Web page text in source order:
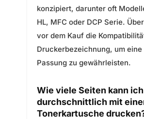
konzipiert, darunter oft
HL, MFC oder DCP Serie.
vor dem Kauf die
Druckerbezeichnung, um eine
Passung zu gewährleisten.
Wie viele Seiten kann ich
durchschnittlich mit
Tonerkartusche